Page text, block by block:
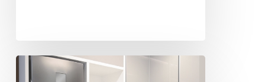
Vantagens